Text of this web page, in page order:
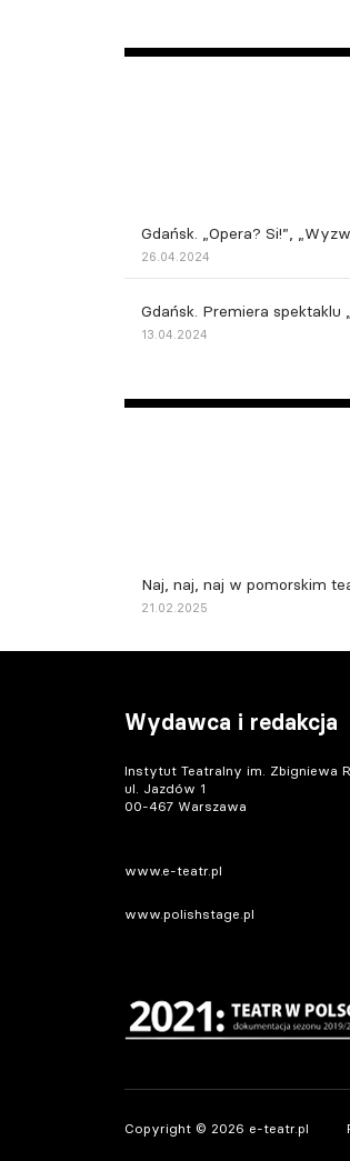
Gdańsk. „Opera? Si!”,
26.04.2024
Gdańsk. Premiera spektaklu
13.04.2024
Naj, naj, naj w pomorskim
21.02.2025
Wydawca i redakcja
Instytut Teatralny im. Zbigniewa
ul. Jazdów 1
00-467 Warszawa
www.e-teatr.pl
www.polishstage.pl
Copyright © 2026 e-teatr.pl